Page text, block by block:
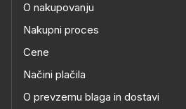
O nakupovanju
Nakupni proces
Cene
Načini plačila
O prevzemu blaga in dostavi